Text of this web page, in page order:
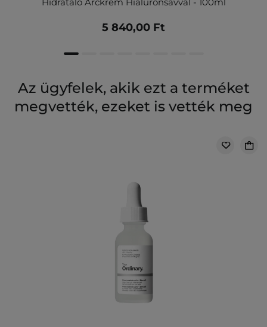
Hidratáló Arckrém Hialuronsavval - 100ml
5 840,00 Ft
Az ügyfelek, akik ezt a terméket
megvették, ezeket is vették meg